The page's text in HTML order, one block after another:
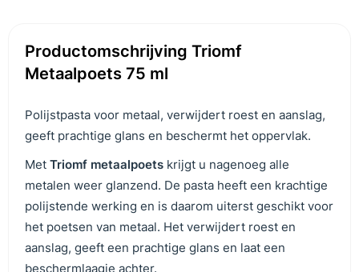
Productomschrijving Triomf
Metaalpoets 75 ml
Polijstpasta voor metaal, verwijdert roest en aanslag,
geeft prachtige glans en beschermt het oppervlak.
Met Triomf metaalpoets krijgt u nagenoeg alle
metalen weer glanzend. De pasta heeft een krachtige
polijstende werking en is daarom uiterst geschikt voor
het poetsen van metaal. Het verwijdert roest en
aanslag, geeft een prachtige glans en laat een
beschermlaagje achter.